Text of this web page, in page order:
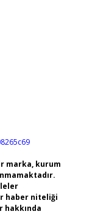
marka, kurum
haber niteliği
hakkında